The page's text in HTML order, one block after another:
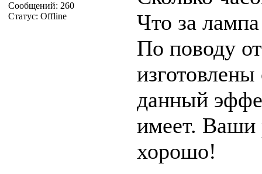
Сообщений: 260
Статус: Offline
Что за
По поводу
данный
имеет. Ваши
хорошо!